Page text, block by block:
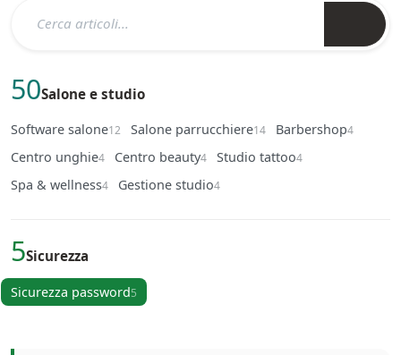
50Salone e studio
Software salone12 Salone parrucchiere14 Barbershop4
Centro unghie4 Centro beauty4 Studio tattoo4
Spa & wellness4 Gestione studio4
5Sicurezza
Sicurezza password5